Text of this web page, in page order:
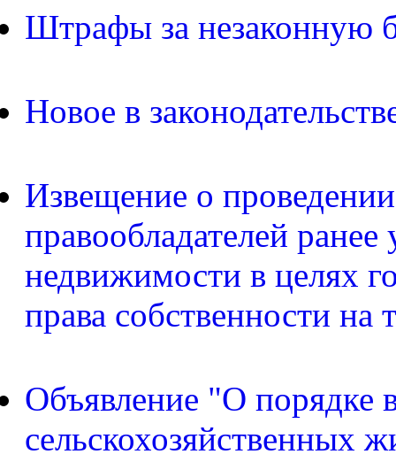
Штрафы за незаконную
Новое в
Извещение о
правообладателей
недвижимости в целях
права собственности
Объявление "О порядке
сельскохозяйственных